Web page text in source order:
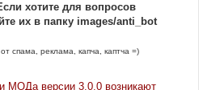
хотите для вопросов
их в папку images/anti_bot
спама, реклама, капча, каптча =)
МОДа версии 3.0.0 возникают